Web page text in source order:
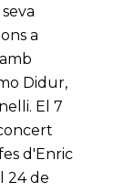
a
Didur,
El 7
d'Enric
24 de